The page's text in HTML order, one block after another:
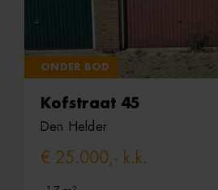
ONDER BOD
Kofstraat 45
Den Helder
€ 25.000,- k.k.